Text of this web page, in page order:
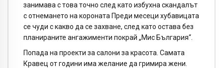
занимава с това точно след като избухна скандалът
с отнемането на короната Преди месеци хубавицата
се чуди с какво да се захване, след като остава без
планираните ангажименти покрай „Мис България“.
Попада на проекти за салони за красота. Самата
Кравец от години има желание да гримира жени.